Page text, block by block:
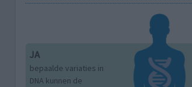
JA
bepaalde variaties in
DNA kunnen de